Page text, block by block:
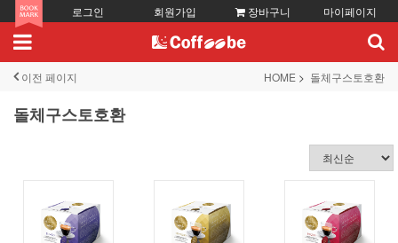
로그인 회원가입 장바구니 마이페이지
이전 페이지 HOME 돌체구스토호환
돌체구스토호환